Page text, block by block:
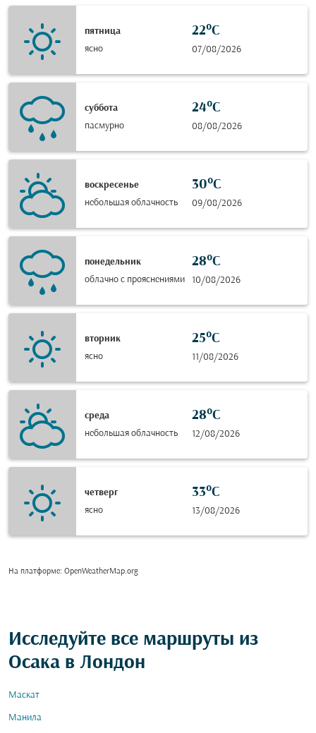
пятница
ясно
22°C
07/08/2026
суббота
пасмурно
24°C
08/08/2026
воскресенье
небольшая облачность
30°C
09/08/2026
понедельник
облачно с прояснениями
28°C
10/08/2026
вторник
ясно
25°C
11/08/2026
среда
небольшая облачность
28°C
12/08/2026
четверг
ясно
33°C
13/08/2026
На платформе: OpenWeatherMap.org
Исследуйте все маршруты из
Осака в Лондон
Маскат
Манила